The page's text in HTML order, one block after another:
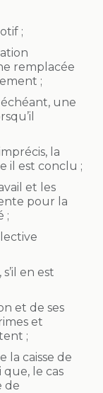
;
remplacée
;
une
la
il est conclu ;
et les
pour la
;
en est
et de ses
et
;
la caisse de
le cas
de